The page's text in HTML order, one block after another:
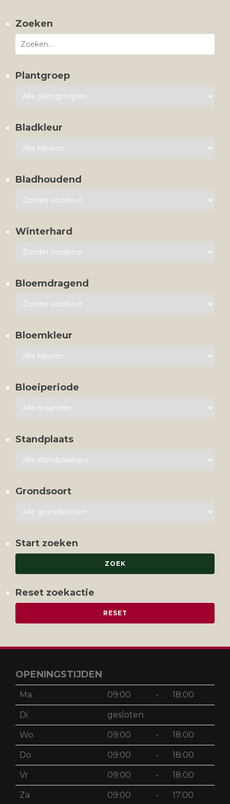
Zoeken
Plantgroep
Bladkleur
Bladhoudend
Winterhard
Bloemdragend
Bloemkleur
Bloeiperiode
Standplaats
Grondsoort
Start zoeken
Reset zoekactie
OPENINGSTIJDEN
Ma 09:00 - 18:00
Di gesloten
Wo 09:00 - 18:00
Do 09:00 - 18:00
Vr 09:00 - 18:00
Za 09:00 - 17:00